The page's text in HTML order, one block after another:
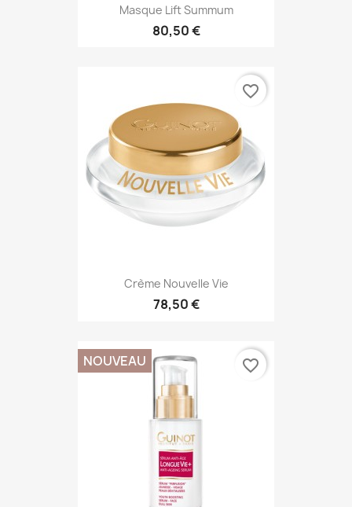
Masque Lift Summum
80,50 €
Crème Nouvelle Vie
78,50 €
favorite_border
NOUVEAU favorite_border